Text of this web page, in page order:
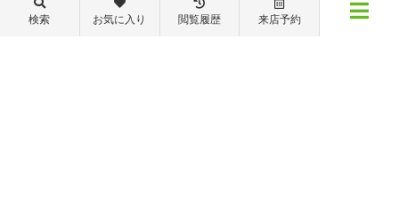
検索 お気に入り 閲覧履歴 来店予約